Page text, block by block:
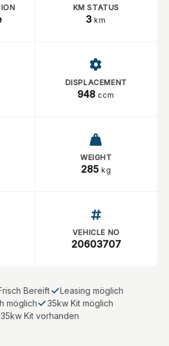
KM STATUS
3km
DISPLACEMENT
948 ccm
WEIGHT
285 kg
VEHICLE NO
20603707
Bereift
Leasing möglich
möglich
35kw Kit möglich
35kw Kit vorhanden